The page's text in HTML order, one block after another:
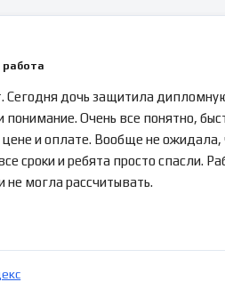
Сегодня дочь защитила
понимание. Очень все понятно,
и оплате. Вообще не ожидала,
сроки и ребята просто спасли.
не могла рассчитывать.